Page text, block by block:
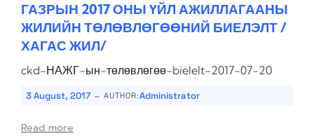
ГАЗРЫН 2017 ОНЫ ҮЙЛ АЖИЛЛАГААНЫ
ЖИЛИЙН ТӨЛӨВЛӨГӨӨНИЙ БИЕЛЭЛТ /
ХАГАС ЖИЛ/
ckd-НАЖГ-ын-төлөвлөгөө-bielelt-2017-07-20
3 August, 2017 - AUTHOR:Administrator
Read more